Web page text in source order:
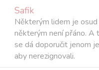
Safik
Některým lidem je osud
některým není přáno. A
se dá doporučit jenom
aby nerezignovali.